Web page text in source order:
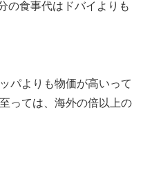
の食事代はドバイよりも
パよりも物価が高いって
っては、海外の倍以上の